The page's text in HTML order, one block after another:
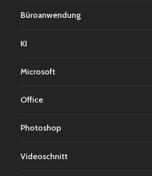
Büroanwendung
KI
Microsoft
Office
Photoshop
Videoschnitt